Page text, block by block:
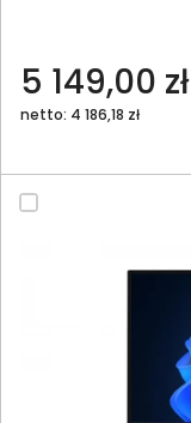
5 149,00 zł
netto: 4 186,18 zł